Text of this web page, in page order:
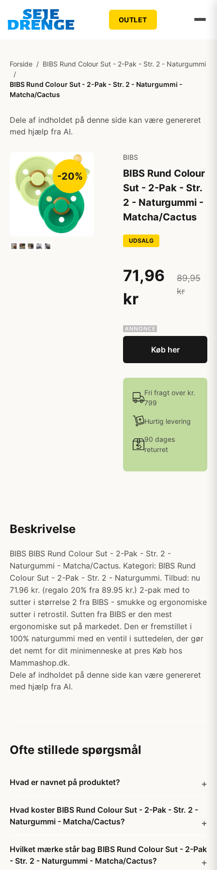
OUTLET
Forside / BIBS Rund Colour Sut - 2-Pak - Str. 2 - Naturgummi
/
BIBS Rund Colour Sut - 2-Pak - Str. 2 - Naturgummi -
Matcha/Cactus
Dele af indholdet på denne side kan være genereret
med hjælp fra AI.
-20%
BIBS
BIBS Rund Colour
Sut - 2-Pak - Str.
2 - Naturgummi -
Matcha/Cactus
UDSALG
71,96
kr
89,95
kr
Køb her
Fri fragt over kr.
799
Hurtig levering
90 dages
returret
Beskrivelse
BIBS BIBS Rund Colour Sut - 2-Pak - Str. 2 -
Naturgummi - Matcha/Cactus. Kategori: BIBS Rund
Colour Sut - 2-Pak - Str. 2 - Naturgummi. Tilbud: nu
71.96 kr. (regalo 20% fra 89.95 kr.) 2-pak med to
sutter i størrelse 2 fra BIBS - smukke og ergonomiske
sutter i retrostil. Sutten fra BIBS er den mest
ergonomiske sut på markedet. Den er fremstillet i
100% naturgummi med en ventil i suttedelen, der gør
det nemt for dit minimenneske at pres Køb hos
Mammashop.dk.
Dele af indholdet på denne side kan være genereret
med hjælp fra AI.
Ofte stillede spørgsmål
Hvad er navnet på produktet?
Hvad koster BIBS Rund Colour Sut - 2-Pak - Str. 2 -
Naturgummi - Matcha/Cactus?
Hvilket mærke står bag BIBS Rund Colour Sut - 2-Pak
- Str. 2 - Naturgummi - Matcha/Cactus?